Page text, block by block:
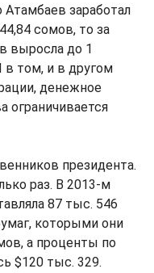
Атамбаев заработал
сомов, то за
выросла до 1
в том, и в другом
денежное
ограничивается
президента.
раз. В 2013-м
87 тыс. 546
которыми они
а проценты по
$120 тыс. 329.